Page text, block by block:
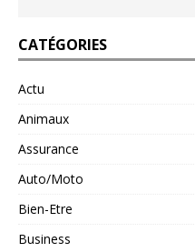
CATÉGORIES
Actu
Animaux
Assurance
Auto/Moto
Bien-Etre
Business